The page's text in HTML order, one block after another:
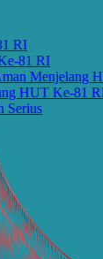
RI
Menjelang
Ke-81 RI